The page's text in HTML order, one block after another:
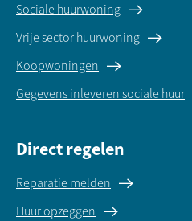
Sociale huurwoning
Vrije sector huurwoning
Koopwoningen
Gegevens inleveren sociale huur
Direct regelen
Reparatie melden
Huur opzeggen